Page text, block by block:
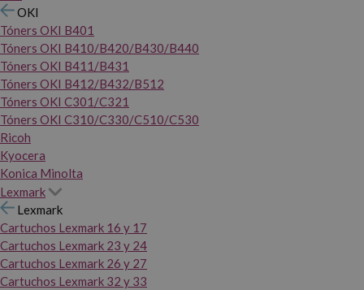
OKI
Tóners OKI B401
Tóners OKI B410/B420/B430/B440
Tóners OKI B411/B431
Tóners OKI B412/B432/B512
Tóners OKI C301/C321
Tóners OKI C310/C330/C510/C530
Ricoh
Kyocera
Konica Minolta
Lexmark
Lexmark
Cartuchos Lexmark 16 y 17
Cartuchos Lexmark 23 y 24
Cartuchos Lexmark 26 y 27
Cartuchos Lexmark 32 y 33